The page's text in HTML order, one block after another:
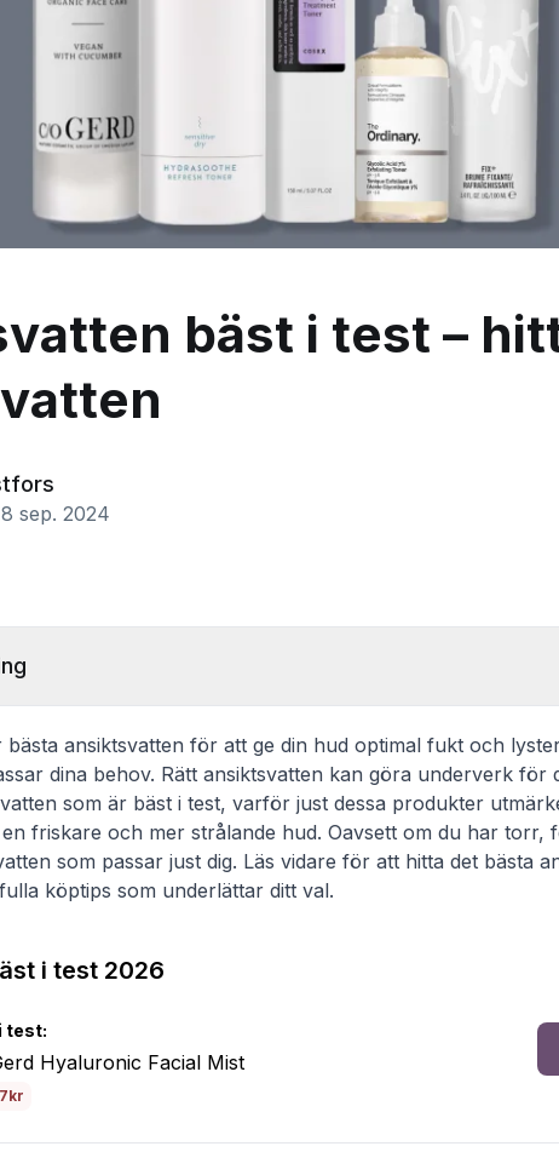
bäst i test –
sep. 2024
bästa ansiktsvatten för att ge din hud optimal fukt och
dina behov. Rätt ansiktsvatten kan göra underverk för
som är bäst i test, varför just dessa produkter
friskare och mer strålande hud. Oavsett om du har torr,
som passar just dig. Läs vidare för att hitta det bästa
köptips som underlättar ditt val.
i test 2026
test:
Hyaluronic Facial Mist